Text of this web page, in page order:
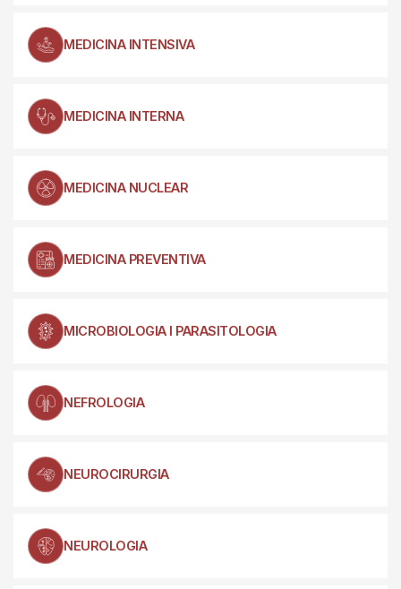
MEDICINA INTENSIVA
MEDICINA INTERNA
MEDICINA NUCLEAR
MEDICINA PREVENTIVA
MICROBIOLOGIA I PARASITOLOGIA
NEFROLOGIA
NEUROCIRURGIA
NEUROLOGIA